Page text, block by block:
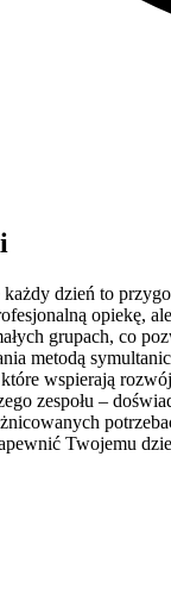
dzień to
opiekę,
grupach, co
metodą
wspierają
zespołu –
Twojemu